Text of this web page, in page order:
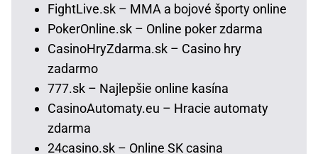
FightLive.sk – MMA a bojové športy online
PokerOnline.sk – Online poker zdarma
CasinoHryZdarma.sk – Casino hry
zadarmo
777.sk – Najlepšie online kasína
CasinoAutomaty.eu – Hracie automaty
zdarma
24casino.sk – Online SK casina